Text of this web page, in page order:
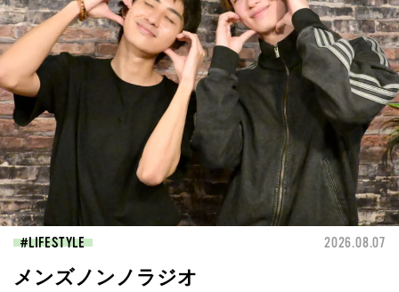
LIFESTYLE 2026.08.07
メンズノンノラジオ